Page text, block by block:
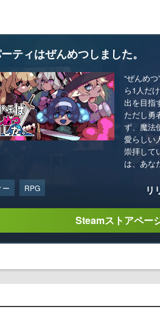
ティはぜんめつしました。
“ぜんめ
ら1人だ
出を目指
ただし勇
ず、魔法
愛らしい
崇拝して
は、あな
ー RPG リ
Steamストアペー